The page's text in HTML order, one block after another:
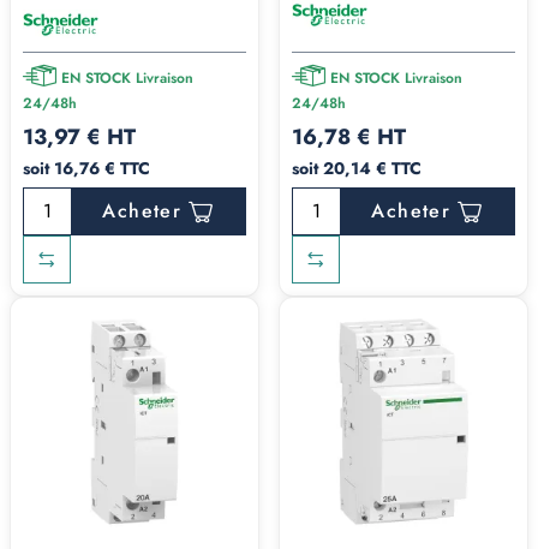
EN STOCK Livraison
24/48h
13,97 € HT
soit 16,76 € TTC
Acheter
EN STOCK Livraison
24/48h
16,78 € HT
soit 20,14 € TTC
Acheter